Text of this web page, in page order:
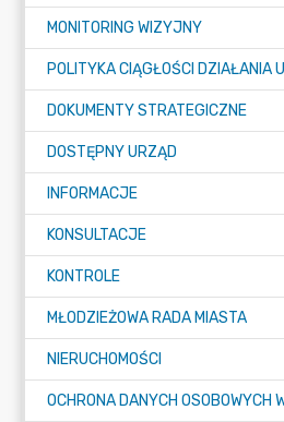
MONITORING WIZYJNY
DOKUMENTY STRATEGICZNE
DOSTĘPNY URZĄD
INFORMACJE
KONSULTACJE
KONTROLE
MŁODZIEŻOWA RADA MIASTA
NIERUCHOMOŚCI